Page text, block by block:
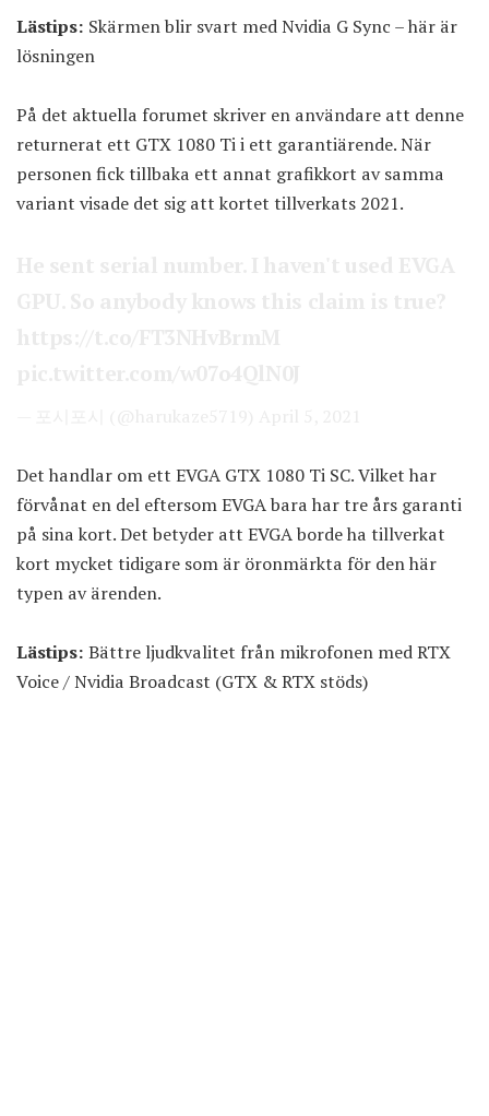
Lästips: Skärmen blir svart med Nvidia G Sync – här är
lösningen
På det aktuella forumet skriver en användare att denne
returnerat ett GTX 1080 Ti i ett garantiärende. När
personen fick tillbaka ett annat grafikkort av samma
variant visade det sig att kortet tillverkats 2021.
Det handlar om ett EVGA GTX 1080 Ti SC. Vilket har
förvånat en del eftersom EVGA bara har tre års garanti
på sina kort. Det betyder att EVGA borde ha tillverkat
kort mycket tidigare som är öronmärkta för den här
typen av ärenden.
Lästips: Bättre ljudkvalitet från mikrofonen med RTX
Voice / Nvidia Broadcast (GTX & RTX stöds)